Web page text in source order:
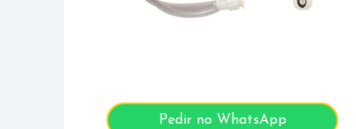
Pedir no WhatsApp